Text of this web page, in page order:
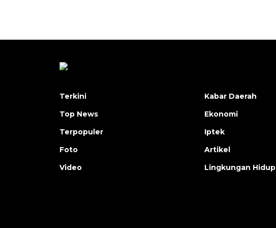
Terkini
Top News
Terpopuler
Foto
Video
Kabar Daerah
Ekonomi
Iptek
Artikel
Lingkungan Hidup